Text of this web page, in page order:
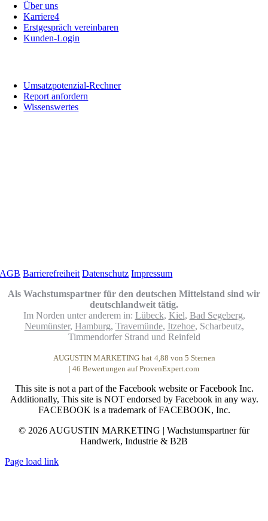
Über uns
Karriere4
Erstgespräch vereinbaren
Kunden-Login
Umsatzpotenzial-Rechner
Report anfordern
Wissenswertes
AGB Barrierefreiheit Datenschutz Impressum
Als Wachstumspartner für den deutschen Mittelstand sind wir
deutschlandweit tätig.
Im Norden unter anderem in: Lübeck, Kiel, Bad Segeberg,
Neumünster, Hamburg, Travemünde, Itzehoe, Scharbeutz,
Timmendorfer Strand und Reinfeld
AUGUSTIN MARKETING hat 4,88 von 5 Sternen
46 Bewertungen auf ProvenExpert.com
This site is not a part of the Facebook website or Facebook Inc.
Additionally, This site is NOT endorsed by Facebook in any way.
FACEBOOK is a trademark of FACEBOOK, Inc.
© 2026 AUGUSTIN MARKETING | Wachstumspartner für
Handwerk, Industrie & B2B
Page load link